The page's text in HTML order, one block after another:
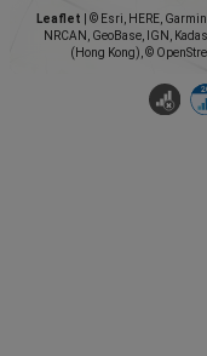
Leaflet
© Esri, HERE,
NRCAN, GeoBase, IGN,
(Hong Kong), ©